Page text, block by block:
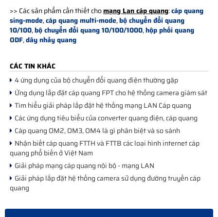
>> Các sản phẩm cần thiết chomạng Lan cáp quang:cáp quang
sing-mode,cáp quang multi-mode,bộ chuyển đổi quang
10/100,bộ chuyển đổi quang 10/100/1000,hộp phối quang
ODF,dây nhảy quang
CÁC TIN KHÁC
4 ứng dụng của bộ chuyển đổi quang điện thường gặp
Ứng dụng lắp đặt cáp quang FPT cho hệ thống camera giám sát
Tìm hiểu giải pháp lắp đặt hệ thống mạng LAN Cáp quang
Các ứng dụng tiêu biểu của converter quang điện, cáp quang
Cáp quang OM2, OM3, OM4 là gì phân biệt và so sánh
Nhận biết cáp quang FTTH và FTTB các loại hình internet cáp
quang phổ biến ở Việt Nam
Giải pháp mạng cáp quang nội bộ - mạng LAN
Giải pháp lắp đặt hệ thống camera sử dụng đường truyền cáp
quang